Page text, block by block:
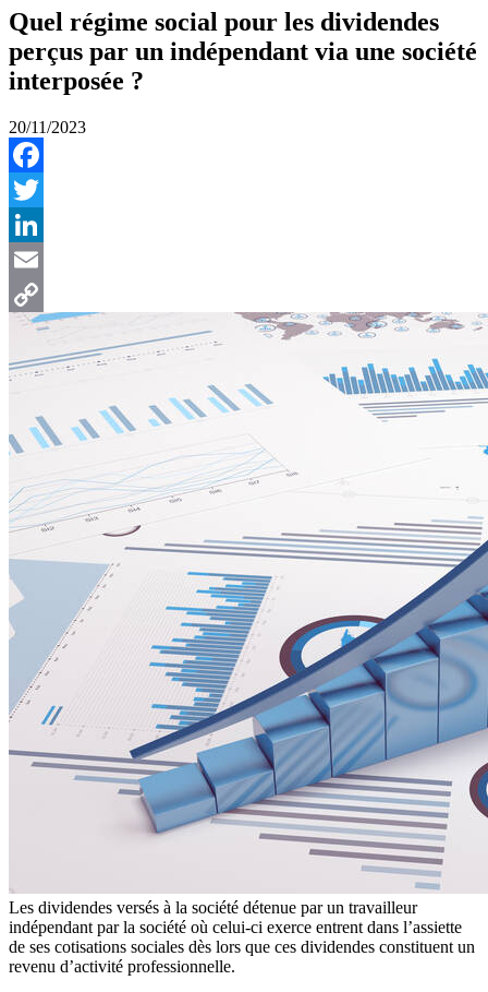
Quel régime social pour les dividendes
perçus par un indépendant via une société
interposée ?
20/11/2023
Facebook
Twitter
LinkedIn
Email
Copy
Link
Les dividendes versés à la société détenue par un travailleur
indépendant par la société où celui-ci exerce entrent dans l’assiette
de ses cotisations sociales dès lors que ces dividendes constituent un
revenu d’activité professionnelle.